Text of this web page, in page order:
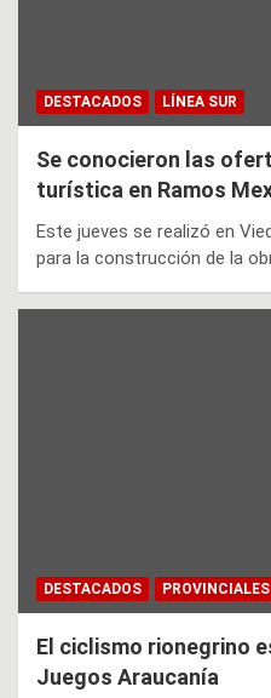
DESTACADOS LÍNEA SUR
Se conocieron las
turística en Ramos
Este jueves se realizó en
para la construcción de la
DESTACADOS PROVINCIALES
El ciclismo rionegrino
Juegos Araucanía